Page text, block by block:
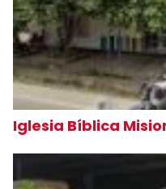
Iglesia Bíblica